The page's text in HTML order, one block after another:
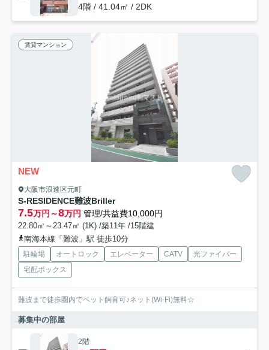
4階 / 41.04㎡ / 2DK
賃貸マンション
NEW
大阪市浪速区元町
S-RESIDENCE難波Briller
7.5万円～8万円 管理/共益費10,000円
22.80㎡～23.47㎡ (1K) /築11年 /15階建
南海本線「難波」駅 徒歩10分
駐輪場 オートロック エレベーター CATV
光ファイバー
宅配ボックス
難波まで徒歩圏内でペット飼育可♪ネット(Wi-Fi)無料☆
募集中の部屋
2階